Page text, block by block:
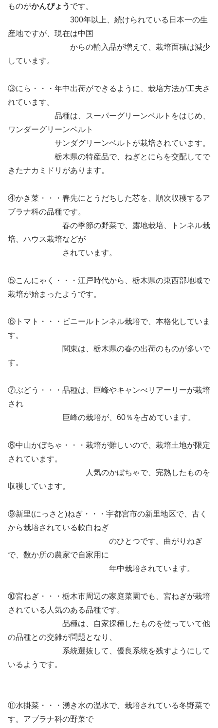
ものがかんぴょう です。
300年以上、続けられている日本一の生
産地ですが、現在は中国
からの輸入品が増えて、栽培面積は減少
しています。
③にら・・・年中出荷ができるように、栽培方法が工夫さ
れています。
品種は、スーパーグリーンベルトをはじめ、
ワンダーグリーンベルト
サンダグリーンベルトが栽培されています。
栃木県の特産品で、ねぎとにらを交配してで
きたナカミドリがあります。
④かき菜・・・春先にとうだちした芯を、順次収穫するア
ブラナ科の品種です。
春の季節の野菜で、露地栽培、トンネル栽
培、ハウス栽培などが
されています。
⑤こんにゃく・・・江戸時代から、栃木県の東西部地域で
栽培が始まったようです。
⑥トマト・・・ビニールトンネル栽培で、本格化していま
す。
関東は、栃木県の春の出荷のものが多いで
す。
⑦ぶどう・・・品種は、巨峰やキャンべリアーリーが栽培
され
巨峰の栽培が、60％を占めています。
⑧中山かぼちゃ・・・栽培が難しいので、栽培土地が限定
されています。
人気のかぼちゃで、完熟したものを
収穫しています。
⑨新里(にっさと)ねぎ・・・宇都宮市の新里地区で、古く
から栽培されている軟白ねぎ
のひとつです。曲がりねぎ
で、数か所の農家で自家用に
年中栽培されています。
⑩宮ねぎ・・・栃木市周辺の家庭菜園でも、宮ねぎが栽培
されている人気のある品種です。
品種は、自家採種したものを使っていて他
の品種との交雑が問題となり、
系統選抜して、優良系統を残すようにして
いるようです。
⑪水掛菜・・・湧き水の温水で、栽培されている冬野菜で
す。アブラナ科の野菜で